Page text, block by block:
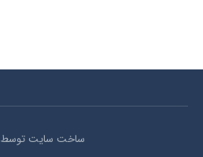
ساخت سایت توسط